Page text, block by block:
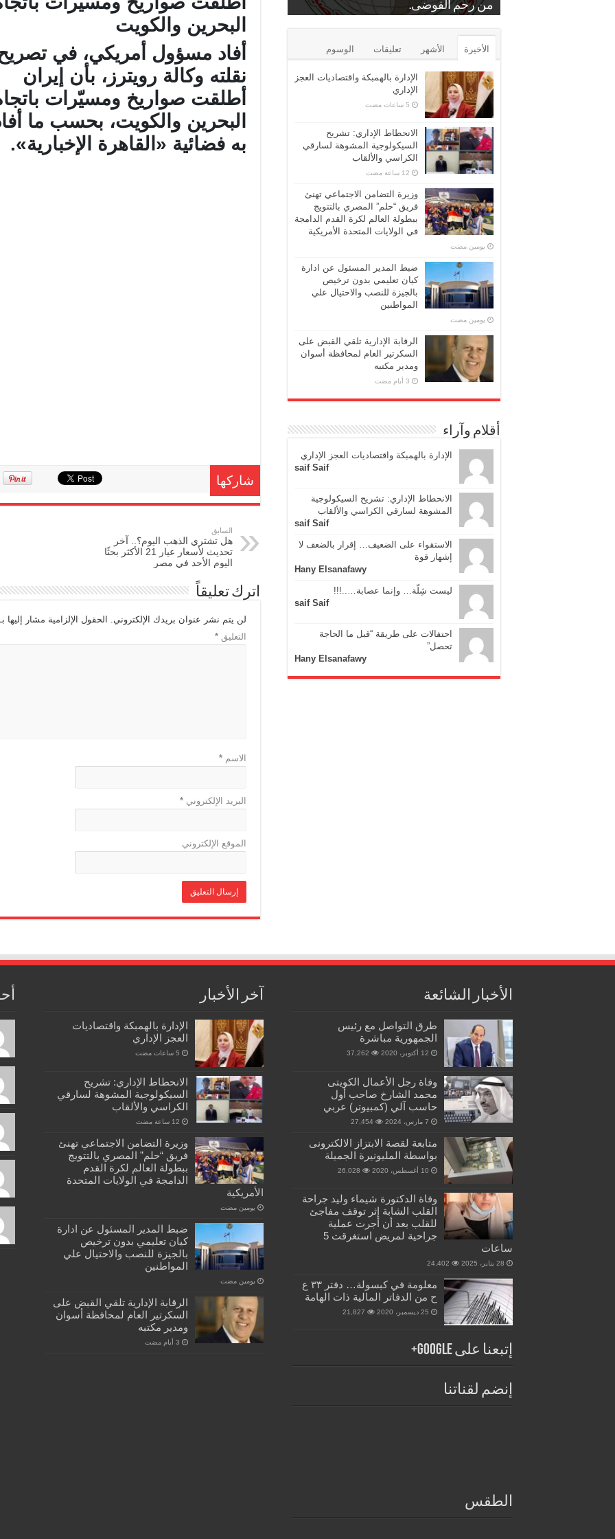
البحرين والكويت
أفاد مسؤول أمريكي، في
نقلته وكالة رويترز، بأن إيران
أطلقت صواريخ ومسيّرات
البحرين والكويت، بحسب ما
به فضائية «القاهرة الإخبارية».
شاركها
السابق
هل تشتري الذهب اليوم؟.. آخر
تحديث لأسعار عيار 21 الأكثر بحثًا
اليوم الأحد في مصر
اترك تعليقاً
لن يتم نشر عنوان بريدك الإلكتروني.
الحقول الإلزامية مشار إليها
التعليق *
الاسم *
البريد الإلكتروني *
الموقع الإلكتروني
من رحم الفوضى.
برونزية كأس مصر للتايكوندو
الشرب عن مركز الرياض بكفر الشيخ
بيع بالمزاد العلني…محكمه المحله الكبرى
بمنشة الشرقية
محامين كفرالشيخ الاستاذ فراج زعفان
د. عايدة عبدالبارى.
الأخيرة الأشهر تعليقات الوسوم
الإدارة بالهمبكة واقتصاديات العجز
الإداري
الانحطاط الإداري: تشريح
السيكولوجية المشوهة لسارقي
الكراسي والألقاب
وزيرة التضامن الاجتماعي تهنئ
فريق “حلم” المصري بالتتويج
ببطولة العالم لكرة القدم الدامجة
في الولايات المتحدة الأمريكية
‏يومين مضت
ضبط المدير المسئول عن ادارة
كيان تعليمي بدون ترخيص
بالجيزة للنصب والاحتيال علي
المواطنين
‏يومين مضت
الرقابة الإدارية تلقي القبض على
السكرتير العام لمحافظة أسوان
ومدير مكتبه
أقلام وآراء
الإدارة بالهمبكة واقتصاديات العجز الإداري
saif Saif
الانحطاط الإداري: تشريح السيكولوجية
المشوهة لسارقي الكراسي والألقاب
saif Saif
الاستقواء على الضعيف… إقرار بالضعف لا
إشهار قوة
Hany Elsanafawy
ليست شِلّة… وإنما عصابة…..!!!
saif Saif
احتفالات على طريقة “قبل ما الحاجة
تحصل”
Hany Elsanafawy
الأخبار الشائعة
طرق التواصل مع رئيس
الجمهورية مباشرة
12 أكتوبر، 2020 37,262
وفاة رجل الأعمال الكويتى
محمد الشارخ صاحب أول
حاسب آلي (كمبيوتر) عربي
7 مارس، 2024 27,454
متابعة لقصة الابتزاز الالكترونى
بواسطة المليونيرة الجميلة
10 أغسطس، 2020 26,028
وفاة الدكتورة شيماء وليد جراحة
القلب الشابة إثر توقف مفاجئ
للقلب بعد أن أجرت عملية
جراحية لمريض استغرقت 5
ساعات
28 يناير، 2025 24,402
معلومة في كبسولة… دفتر ٣٣ ع
ح من الدفاتر المالية ذات الهامة
25 ديسمبر، 2020 21,827
إتبعنا على Google+
إنضم لقناتنا
الطقس
آخر الأخبار
الإدارة بالهمبكة واقتصاديات
العجز الإداري
الانحطاط الإداري: تشريح
السيكولوجية المشوهة لسارقي
الكراسي والألقاب
وزيرة التضامن الاجتماعي تهنئ
فريق “حلم” المصري بالتتويج
ببطولة العالم لكرة القدم
الدامجة في الولايات المتحدة
الأمريكية
‏يومين مضت
ضبط المدير المسئول عن ادارة
كيان تعليمي بدون ترخيص
بالجيزة للنصب والاحتيال علي
المواطنين
‏يومين مضت
الرقابة الإدارية تلقي القبض على
السكرتير العام لمحافظة أسوان
ومدير مكتبه